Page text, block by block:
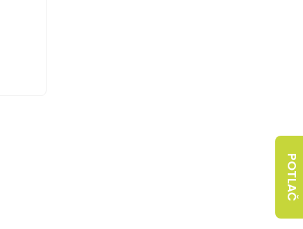
POTLAČ